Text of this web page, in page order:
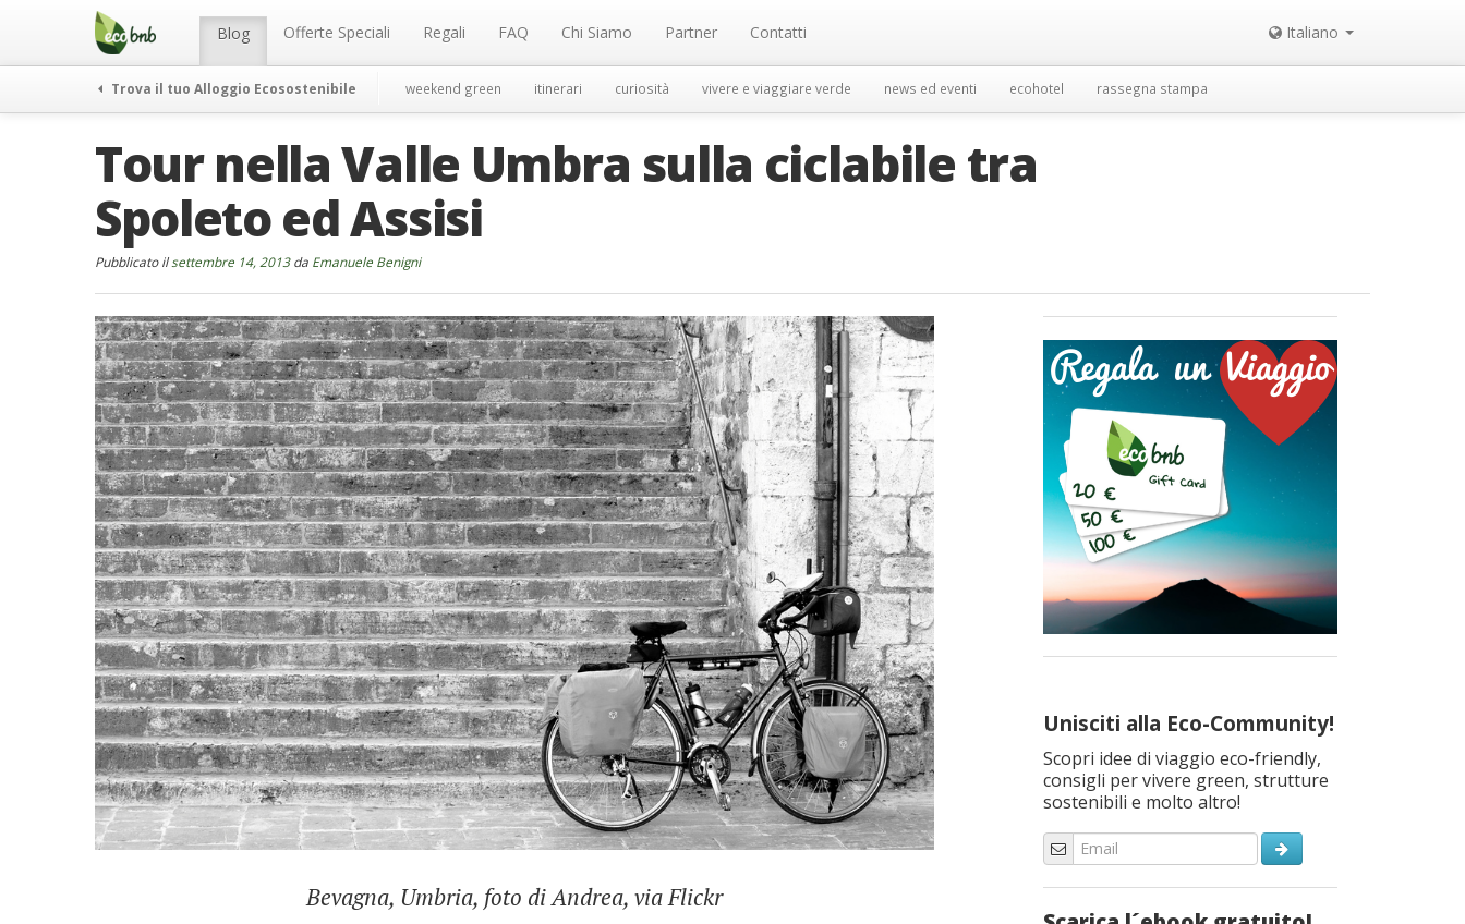
Menu Blog Offerte Speciali Regali FAQ Chi Siamo Partner Contatti Italiano
Trova il tuo Alloggio Ecosostenibile weekend green itinerari curiosità vivere e viaggiare verde news ed eventi ecohotel rassegna stampa
Tour nella Valle Umbra sulla ciclabile tra
Spoleto ed Assisi
Pubblicato ilsettembre 14, 2013da Emanuele Benigni
Bevagna, Umbria, foto di Andrea, via Flickr
Unisciti alla Eco-Community!
Scopri idee di viaggio eco-friendly,
consigli per vivere green, strutture
sostenibili e molto altro!